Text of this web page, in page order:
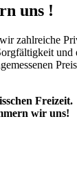
uns !
zahlreiche
Freizeit.
wir uns!